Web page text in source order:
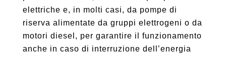
elettriche e, in molti casi, da pompe di
riserva alimentate da gruppi elettrogeni o da
motori diesel, per garantire il funzionamento
anche in caso di interruzione dell’energia